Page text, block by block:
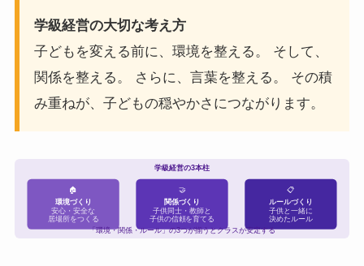
学級経営の大切な考え方
子どもを変える前に、環境を整える。 そして、
関係を整える。 さらに、言葉を整える。 その積
み重ねが、子どもの穏やかさにつながります。
学級経営の3本柱
🏠
環境づくり
安心・安全な
居場所をつくる
🤝
関係づくり
子供同士・教師と
子供の信頼を育てる
📋
ルールづくり
子供と一緒に
決めたルール
「環境・関係・ルール」の3つが揃うとクラスが安定する